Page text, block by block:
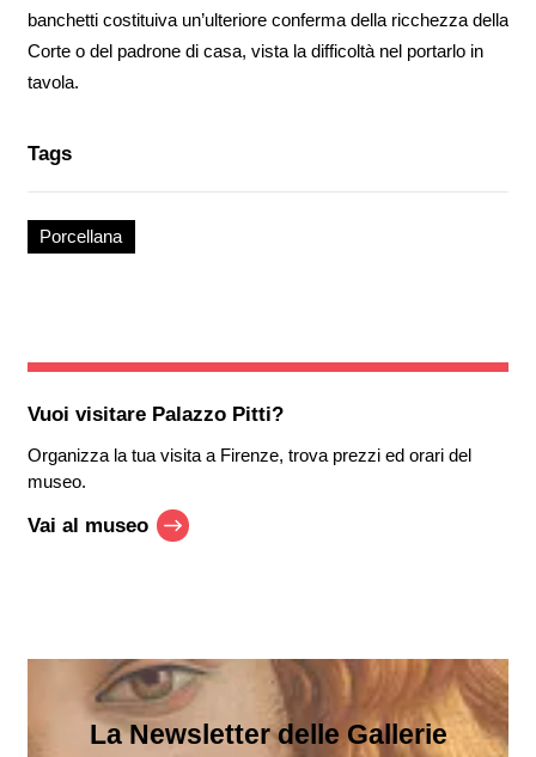
banchetti costituiva un’ulteriore conferma della ricchezza della
Corte o del padrone di casa, vista la difficoltà nel portarlo in
tavola.
Tags
Porcellana
Vuoi visitare Palazzo Pitti?
Organizza la tua visita a Firenze, trova prezzi ed orari del
museo.
Vai al museo
La Newsletter delle Gallerie